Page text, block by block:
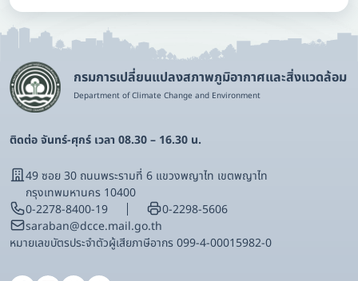
กรมการเปลี่ยนแปลงสภาพภูมิอากาศและสิ่งแวดล้อม
Department of Climate Change and Environment
ติดต่อ จันทร์-ศุกร์ เวลา 08.30 – 16.30 น.
49 ซอย 30 ถนนพระรามที่ 6 แขวงพญาไท เขตพญาไท
กรุงเทพมหานคร 10400
0-2278-8400-19
0-2298-5606
saraban@dcce.mail.go.th
หมายเลขบัตรประจําตัวผู้เสียภาษีอากร 099-4-00015982-0